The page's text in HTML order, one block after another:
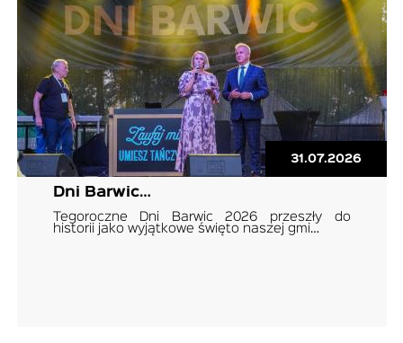
31.07.2026
Dni Barwic…
Tegoroczne Dni Barwic 2026 przeszły do
historii jako wyjątkowe święto naszej gmi…